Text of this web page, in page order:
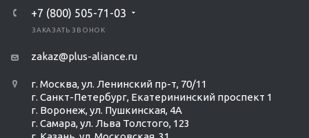
+7 (800) 505-71-03
ЗАКАЗАТЬ ЗВОНОК
zakaz@plus-aliance.ru
г. Москва, ул. Ленинский пр-т, 70/11
г. Санкт-Петербург, Екатерининский проспект 1
г. Воронеж, ул. Пушкинская, 4А
г. Самара, ул. Льва Толстого, 123